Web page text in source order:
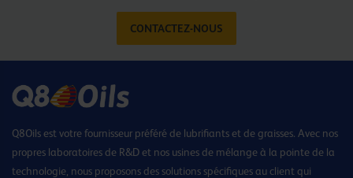
CONTACTEZ-NOUS
Q8Oils est votre fournisseur préféré de lubrifiants et de graisses. Avec nos
propres laboratoires de R&D et nos usines de mélange à la pointe de la
technologie, nous proposons des solutions spécifiques au client qui